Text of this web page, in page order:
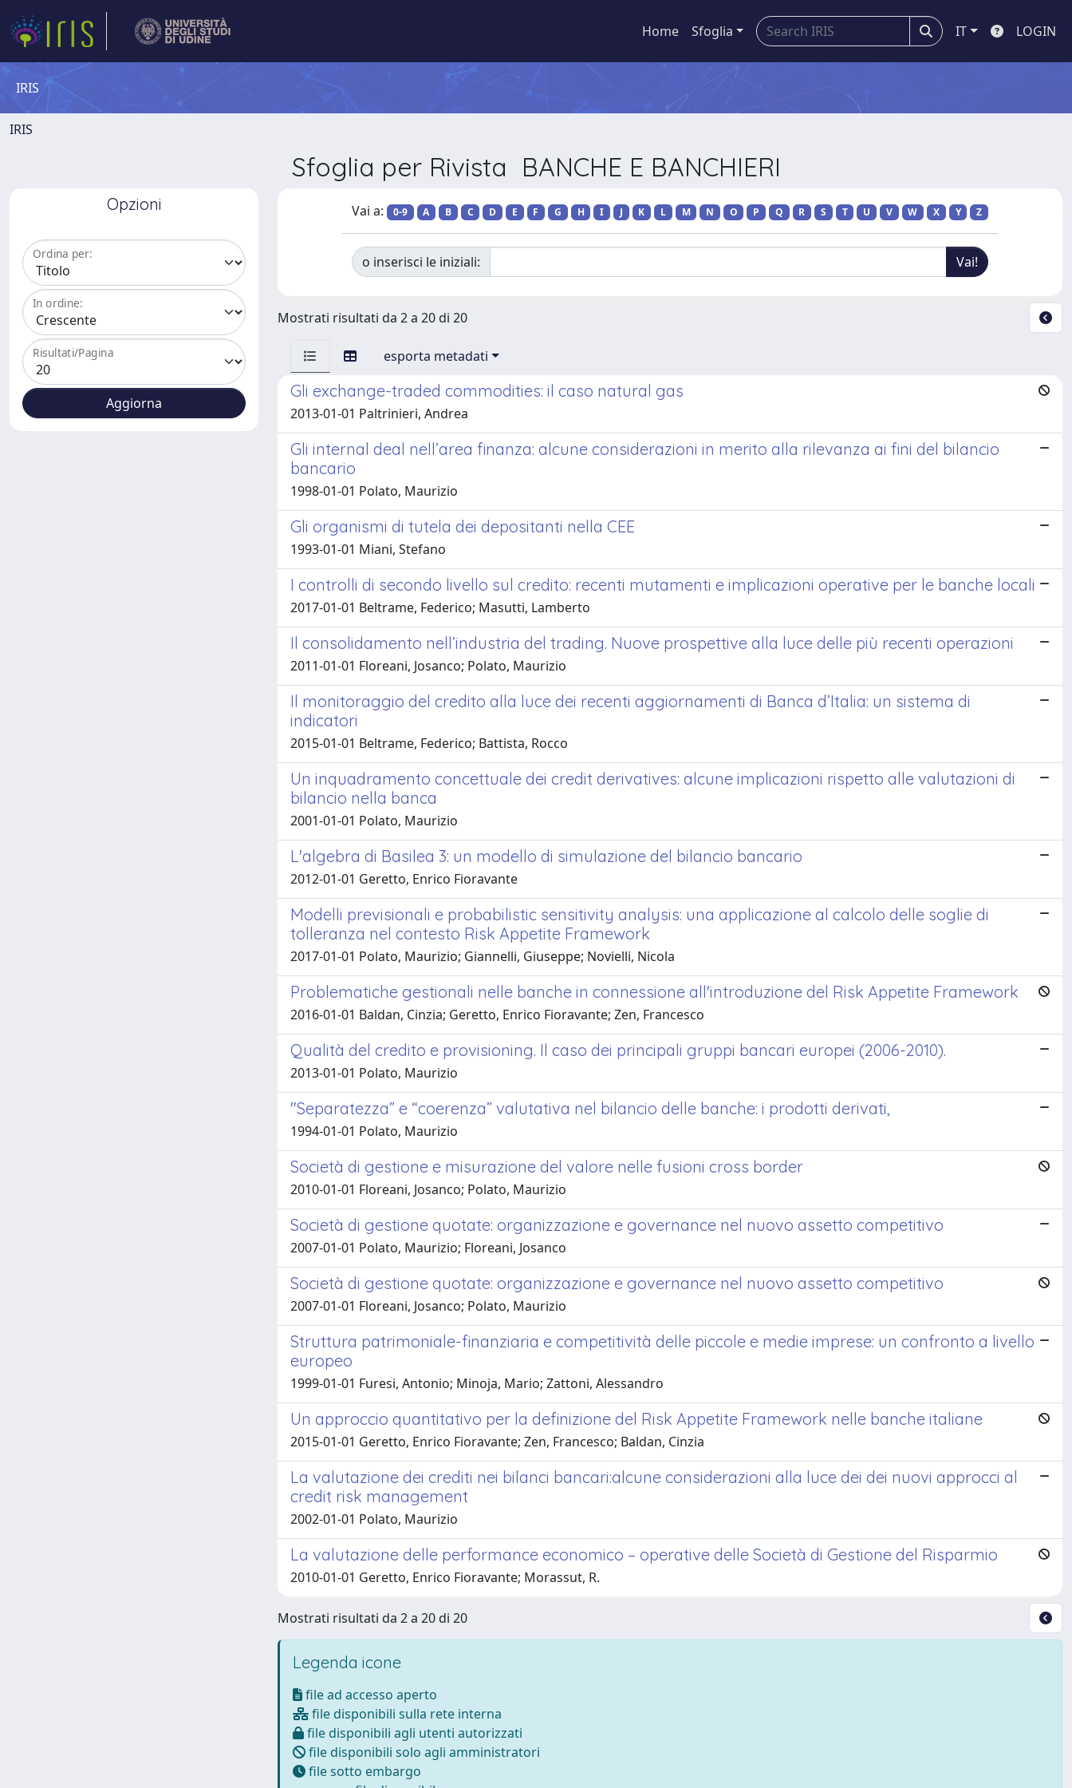
Home Sfoglia IT LOGIN
IRIS
IRIS
Sfoglia per Rivista BANCHE E BANCHIERI
Opzioni
Ordina per:
In ordine:
Risultati/Pagina
Vai a: 0-9 A B C D E F G H I J K L M N O P Q R S T U V W X Y Z
o inserisci le iniziali:
Mostrati risultati da 2 a 20 di 20
esporta metadati
Gli exchange-traded commodities: il caso natural gas
2013-01-01 Paltrinieri, Andrea
Gli internal deal nell’area finanza: alcune considerazioni in merito alla rilevanza ai fini del bilancio
bancario
1998-01-01 Polato, Maurizio
Gli organismi di tutela dei depositanti nella CEE
1993-01-01 Miani, Stefano
I controlli di secondo livello sul credito: recenti mutamenti e implicazioni operative per le banche locali
2017-01-01 Beltrame, Federico; Masutti, Lamberto
Il consolidamento nell’industria del trading. Nuove prospettive alla luce delle più recenti operazioni
2011-01-01 Floreani, Josanco; Polato, Maurizio
Il monitoraggio del credito alla luce dei recenti aggiornamenti di Banca d’Italia: un sistema di
indicatori
2015-01-01 Beltrame, Federico; Battista, Rocco
Un inquadramento concettuale dei credit derivatives: alcune implicazioni rispetto alle valutazioni di
bilancio nella banca
2001-01-01 Polato, Maurizio
L'algebra di Basilea 3: un modello di simulazione del bilancio bancario
2012-01-01 Geretto, Enrico Fioravante
Modelli previsionali e probabilistic sensitivity analysis: una applicazione al calcolo delle soglie di
tolleranza nel contesto Risk Appetite Framework
2017-01-01 Polato, Maurizio; Giannelli, Giuseppe; Novielli, Nicola
Problematiche gestionali nelle banche in connessione all'introduzione del Risk Appetite Framework
2016-01-01 Baldan, Cinzia; Geretto, Enrico Fioravante; Zen, Francesco
Qualità del credito e provisioning. Il caso dei principali gruppi bancari europei (2006-2010).
2013-01-01 Polato, Maurizio
"Separatezza” e “coerenza” valutativa nel bilancio delle banche: i prodotti derivati,
1994-01-01 Polato, Maurizio
Società di gestione e misurazione del valore nelle fusioni cross border
2010-01-01 Floreani, Josanco; Polato, Maurizio
Società di gestione quotate: organizzazione e governance nel nuovo assetto competitivo
2007-01-01 Polato, Maurizio; Floreani, Josanco
Società di gestione quotate: organizzazione e governance nel nuovo assetto competitivo
2007-01-01 Floreani, Josanco; Polato, Maurizio
Struttura patrimoniale-finanziaria e competitività delle piccole e medie imprese: un confronto a livello
europeo
1999-01-01 Furesi, Antonio; Minoja, Mario; Zattoni, Alessandro
Un approccio quantitativo per la definizione del Risk Appetite Framework nelle banche italiane
2015-01-01 Geretto, Enrico Fioravante; Zen, Francesco; Baldan, Cinzia
La valutazione dei crediti nei bilanci bancari:alcune considerazioni alla luce dei dei nuovi approcci al
credit risk management
2002-01-01 Polato, Maurizio
La valutazione delle performance economico – operative delle Società di Gestione del Risparmio
2010-01-01 Geretto, Enrico Fioravante; Morassut, R.
Mostrati risultati da 2 a 20 di 20
Legenda icone
file ad accesso aperto
file disponibili sulla rete interna
file disponibili agli utenti autorizzati
file disponibili solo agli amministratori
file sotto embargo